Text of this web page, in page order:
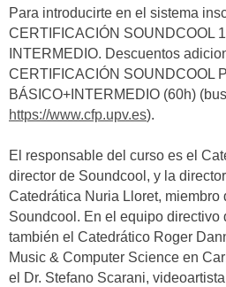
Para introducirte en el sistema
CERTIFICACIÓN SOUNDCOOL
INTERMEDIO. Descuentos
CERTIFICACIÓN SOUNDCOOL
BÁSICO+INTERMEDIO (60h)
https://www.cfp.upv.es).
El responsable del curso es el
director de Soundcool, y la
Catedrática Nuria Lloret,
Soundcool. En el equipo directivo
también el Catedrático Roger
Music & Computer Science en
el Dr. Stefano Scarani,